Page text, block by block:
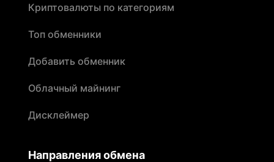
Криптовалюты по категориям
Топ обменники
Добавить обменник
Облачный майнинг
Дисклеймер
Направления обмена